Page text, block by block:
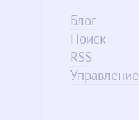
Блог
Поиск
RSS
Управление